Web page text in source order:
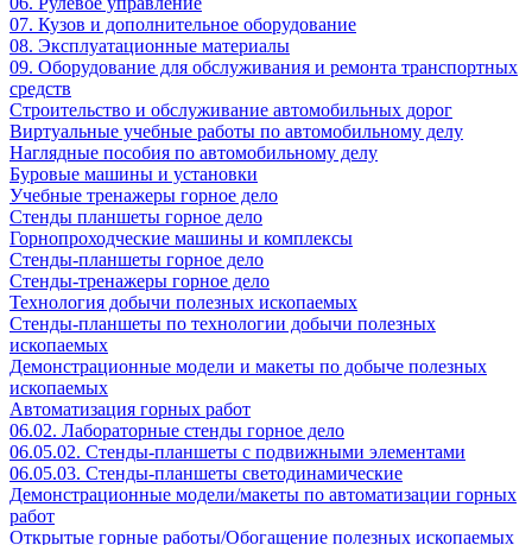
07. Кузов и дополнительное оборудование
08. Эксплуатационные материалы
09. Оборудование для обслуживания и ремонта транспортных
средств
Строительство и обслуживание автомобильных дорог
Виртуальные учебные работы по автомобильному делу
Наглядные пособия по автомобильному делу
Буровые машины и установки
Учебные тренажеры горное дело
Стенды планшеты горное дело
Горнопроходческие машины и комплексы
Стенды-планшеты горное дело
Стенды-тренажеры горное дело
Технология добычи полезных ископаемых
Стенды-планшеты по технологии добычи полезных
ископаемых
Демонстрационные модели и макеты по добыче полезных
ископаемых
Автоматизация горных работ
06.02. Лабораторные стенды горное дело
06.05.02. Стенды-планшеты с подвижными элементами
06.05.03. Стенды-планшеты светодинамические
Демонстрационные модели/макеты по автоматизации горных
работ
Открытые горные работы/Обогащение полезных ископаемых